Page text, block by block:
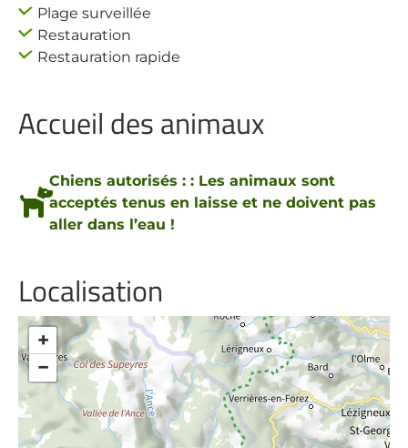
Plage surveillée
Restauration
Restauration rapide
Accueil des animaux
Chiens autorisés : : Les animaux sont
acceptés tenus en laisse et ne doivent pas
aller dans l’eau !
Localisation
+
−